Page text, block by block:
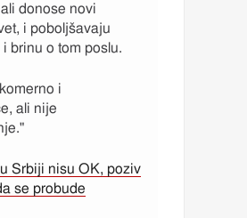
donose novi
i poboljšavaju
brinu o tom poslu.
i
ali nije
Srbiji nisu OK, poziv
se probude